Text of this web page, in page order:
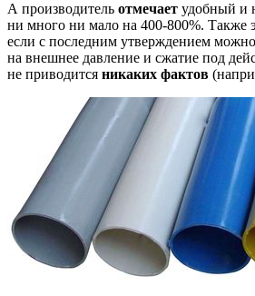
А производитель отмечает удобный и
ни много ни мало на 400-800%. Также
если с последним утверждением
на внешнее давление и сжатие под
не приводится никаких фактов